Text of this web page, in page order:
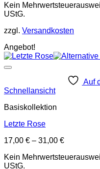
Kein
UStG.
zzgl. Versandkosten
Angebot!
Auf
Schnellansicht
Basiskollektion
Letzte Rose
17,00 € – 31,00 €
Kein
UStG.